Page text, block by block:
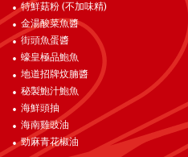
特鮮菇粉 (不加味精)
金湯酸菜魚醬
街頭魚蛋醬
蠔皇極品鮑魚
地道招牌炆腩醬
秘製鮑汁鮑魚
海鮮頭抽
海南雞豉油
勁麻青花椒油